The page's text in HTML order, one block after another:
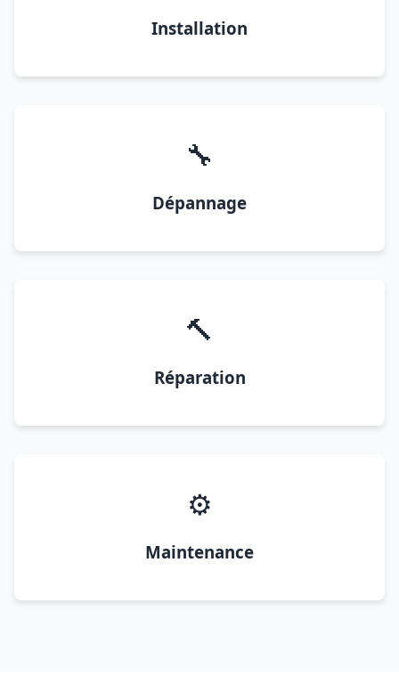
Installation
🔧
Dépannage
🔨
Réparation
⚙️
Maintenance